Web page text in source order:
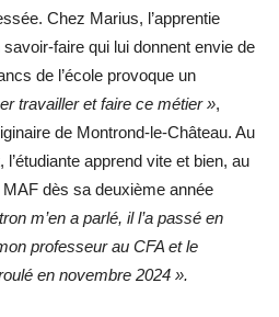
Chez Marius, l’apprentie
faire qui lui donnent envie de
de l’école provoque un
travailler et faire ce métier »,
de Montrond-le-Château. Au
apprend vite et bien, au
dès sa deuxième année
m’en a parlé, il l’a passé en
professeur au CFA et le
en novembre 2024 ».